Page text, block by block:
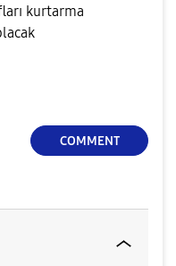
kurtarma
COMMENT